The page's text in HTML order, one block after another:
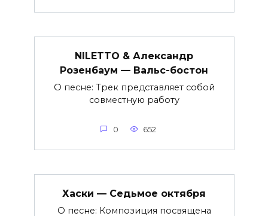
NILETTO & Александр
Розенбаум — Вальс-бостон
О песне: Трек представляет собой
совместную работу
0 652
Хаски — Седьмое октября
О песне: Композиция посвящена